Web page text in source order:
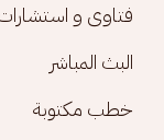
فتاوى و
البث المباشر
خطب مكتوبة